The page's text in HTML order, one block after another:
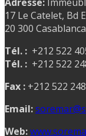
17 Le Catelet, Bd
20 300
Tél. : +212 522
Tél. : +212 522
Fax : +212 522
Email:
Web: